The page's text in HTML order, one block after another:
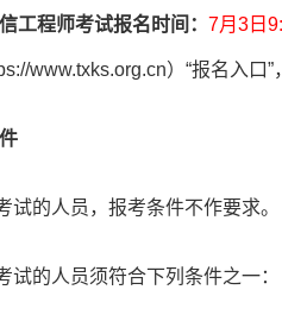
工程师考试报名时间： 7月3日
www.txks.org.cn） “报名入口
试的人员，报考条件不作要求。
试的人员须符合下列条件之一：